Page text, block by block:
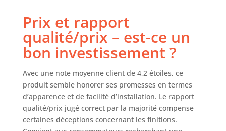
affecter les
performances.
Idéal pour les
studios
le home cinéma,
les salons, les
salles de jeux et
les salles de
conférence.
Après-achat : nos
Prix et rapport
qualité/prix – est-ce un
bon investissement ?
Avec une note moyenne client de 4,2 étoiles, ce
produit semble honorer ses promesses en termes
d’apparence et de facilité d’installation. Le rapport
qualité/prix jugé correct par la majorité compense
certaines déceptions concernant les finitions.